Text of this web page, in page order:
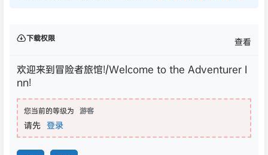
下载权限 查看
欢迎来到冒险者旅馆!/Welcome to the Adventurer I
nn!
您当前的等级为 游客
请先 登录